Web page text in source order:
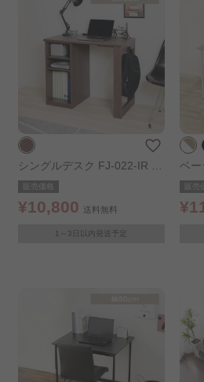
シングルデスク FJ-022-IR ダ
ークブラウン
販売価格
¥10,800 送料無料
1～3日以内発送予定
ベー
／ホ
販売